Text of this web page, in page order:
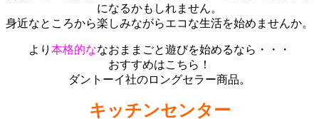
になるかもしれません。
身近なところから楽しみながらエコな生活を始めませんか。
より 本格的ななおままごと遊びを始めるなら・・・
おすすめはこちら！
ダントーイ社のロングセラー商品。
キッチンセンター